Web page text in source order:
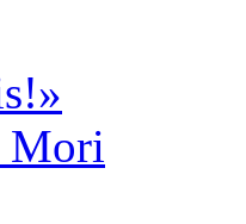
Mori